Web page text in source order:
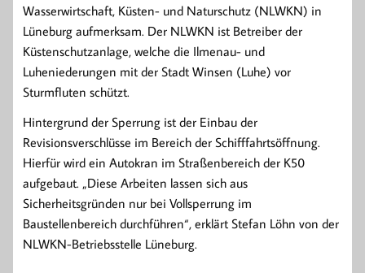
Wasserwirtschaft, Küsten- und Naturschutz (NLWKN) in
Lüneburg aufmerksam. Der NLWKN ist Betreiber der
Küstenschutzanlage, welche die Ilmenau- und
Luheniederungen mit der Stadt Winsen (Luhe) vor
Sturmfluten schützt.
Hintergrund der Sperrung ist der Einbau der
Revisionsverschlüsse im Bereich der Schifffahrtsöffnung.
Hierfür wird ein Autokran im Straßenbereich der K50
aufgebaut. „Diese Arbeiten lassen sich aus
Sicherheitsgründen nur bei Vollsperrung im
Baustellenbereich durchführen“, erklärt Stefan Löhn von der
NLWKN-Betriebsstelle Lüneburg.